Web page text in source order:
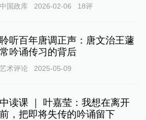
中国政库 2026-02-06 18评
聆听百年唐调正声：唐文治王蘧
常吟诵传习的背后
艺术评论 2025-05-09
中读课 ｜ 叶嘉莹：我想在离开
前，把即将失传的吟诵留下